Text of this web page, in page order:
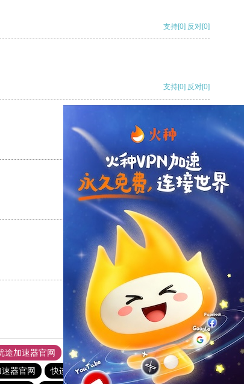
支持[0] 反对[0]
支持[0] 反对[0]
反对
反对[0]
途加速器官网 风驰加速器 旋风加速器
八戒看书
器官网 快连加速器app outline
outline